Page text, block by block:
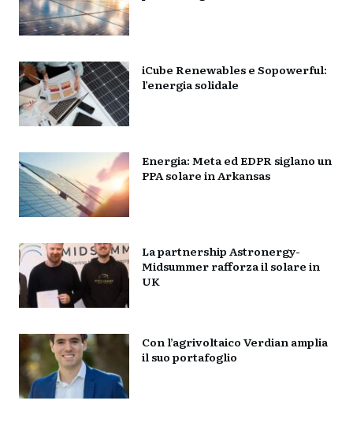
iCube Renewables e Sopowerful:
l’energia solidale
Energia: Meta ed EDPR siglano un
PPA solare in Arkansas
La partnership Astronergy-
Midsummer rafforza il solare in
UK
Con l’agrivoltaico Verdian amplia
il suo portafoglio